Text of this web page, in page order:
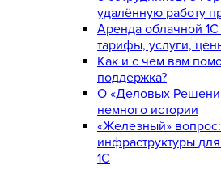
удалённую работу
Аренда облачной
тарифы, услуги,
Как и с чем вам
поддержка?
О «Деловых
немного истории
«Железный»
инфраструктуры
1С